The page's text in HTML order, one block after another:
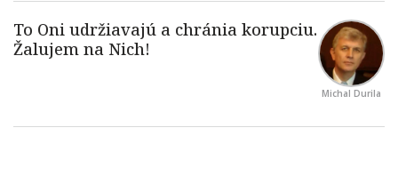
Michal Durila